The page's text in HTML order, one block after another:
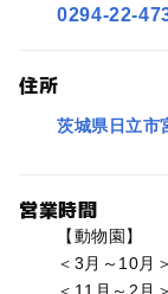
0294-22-
住所
茨城県日立市
営業時間
【動物園】
＜3月～10月
＜11月～2月